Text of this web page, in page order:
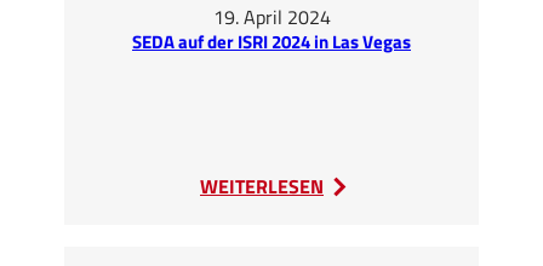
19. April 2024
SEDA auf der ISRI 2024 in Las Vegas
WEITERLESEN
: